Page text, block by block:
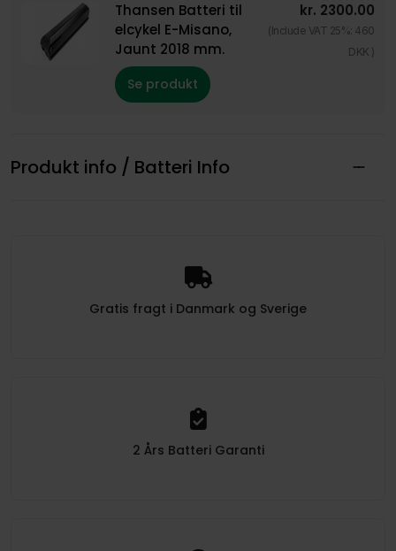
Thansen Batteri til
elcykel E-Misano,
Jaunt 2018 mm.
Se produkt
kr. 2300.00
(Include VAT 25%: 460
DKK )
Produkt info / Batteri Info
Gratis fragt i Danmark og Sverige
2 Års Batteri Garanti